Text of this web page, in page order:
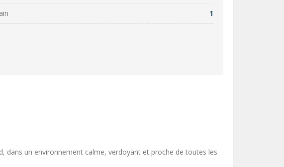
1
dans un environnement calme, verdoyant et proche de toutes les